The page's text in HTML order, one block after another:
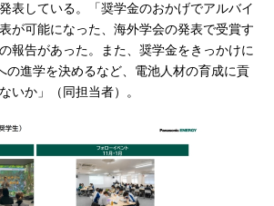
表している。「奨学金のおかげでアルバイ
が可能になった、海外学会の発表で受賞す
報告があった。また、奨学金をきっかけに
の進学を決めるなど、電池人材の育成に貢
いか」（同担当者）。